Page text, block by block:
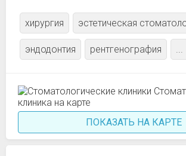
хирургия эстетическая
эндодонтия рентгенография ...
ПОКАЗАТЬ НА КАРТЕ